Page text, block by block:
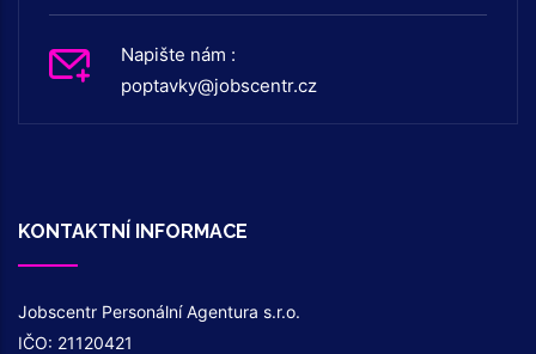
Napište nám :
poptavky@jobscentr.cz
KONTAKTNÍ INFORMACE
Jobscentr Personální Agentura s.r.o.
IČO: 21120421